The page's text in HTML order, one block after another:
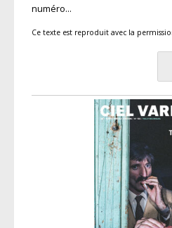
numéro…
Ce texte est reproduit avec la
Navigation des